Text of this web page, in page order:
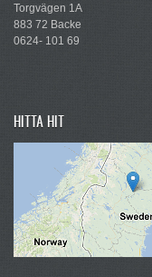
Torgvägen 1A
883 72 Backe
0624- 101 69
HITTA HIT